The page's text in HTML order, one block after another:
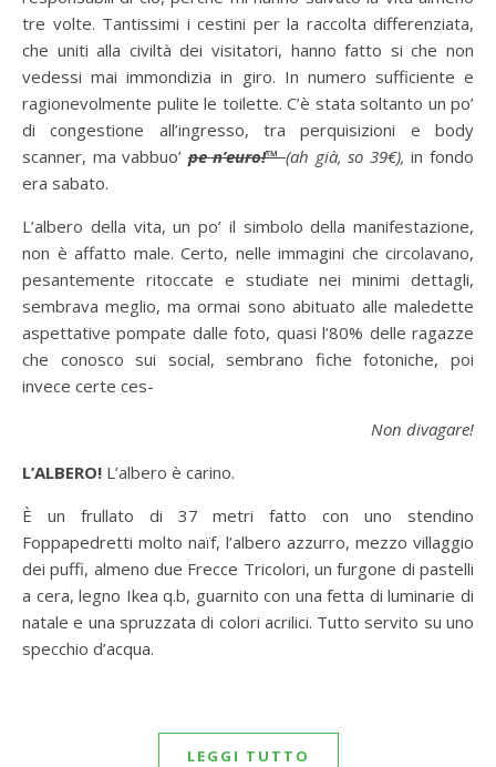
tre volte. Tantissimi i cestini per la raccolta differenziata,
che uniti alla civiltà dei visitatori, hanno fatto si che non
vedessi mai immondizia in giro. In numero sufficiente e
ragionevolmente pulite le toilette. C’è stata soltanto un po’
di congestione all’ingresso, tra perquisizioni e body
scanner, ma vabbuo’pe n’euro!™(ah già, so 39€),in fondo
era sabato.
L’albero della vita, un po’ il simbolo della manifestazione,
non è affatto male. Certo, nelle immagini che circolavano,
pesantemente ritoccate e studiate nei minimi dettagli,
sembrava meglio, ma ormai sono abituato alle maledette
aspettative pompate dalle foto, quasi l’80% delle ragazze
che conosco sui social, sembrano fiche fotoniche, poi
invece certe ces-
Non divagare!
L’ALBERO! L’albero è carino.
È un frullato di 37 metri fatto con uno stendino
Foppapedretti molto naïf, l’albero azzurro, mezzo villaggio
dei puffi, almeno due Frecce Tricolori, un furgone di pastelli
a cera, legno Ikea q.b, guarnito con una fetta di luminarie di
natale e una spruzzata di colori acrilici. Tutto servito su uno
specchio d’acqua.
LEGGI TUTTO